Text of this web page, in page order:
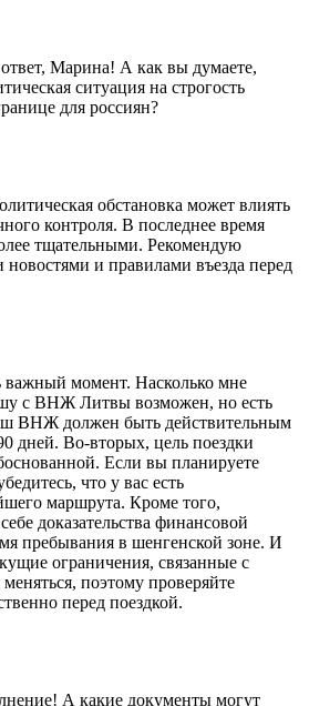
Марина! А как вы думаете,
ситуация на строгость
для россиян?
обстановка может влиять
контроля. В последнее время
тщательными. Рекомендую
новостями и правилами въезда перед
важный момент. Насколько мне
с ВНЖ Литвы возможен, но есть
ВНЖ должен быть действительным
дней. Во-вторых, цель поездки
Если вы планируете
что у вас есть
маршрута. Кроме того,
доказательства финансовой
пребывания в шенгенской зоне. И
ограничения, связанные с
поэтому проверяйте
перед поездкой.
А какие документы могут